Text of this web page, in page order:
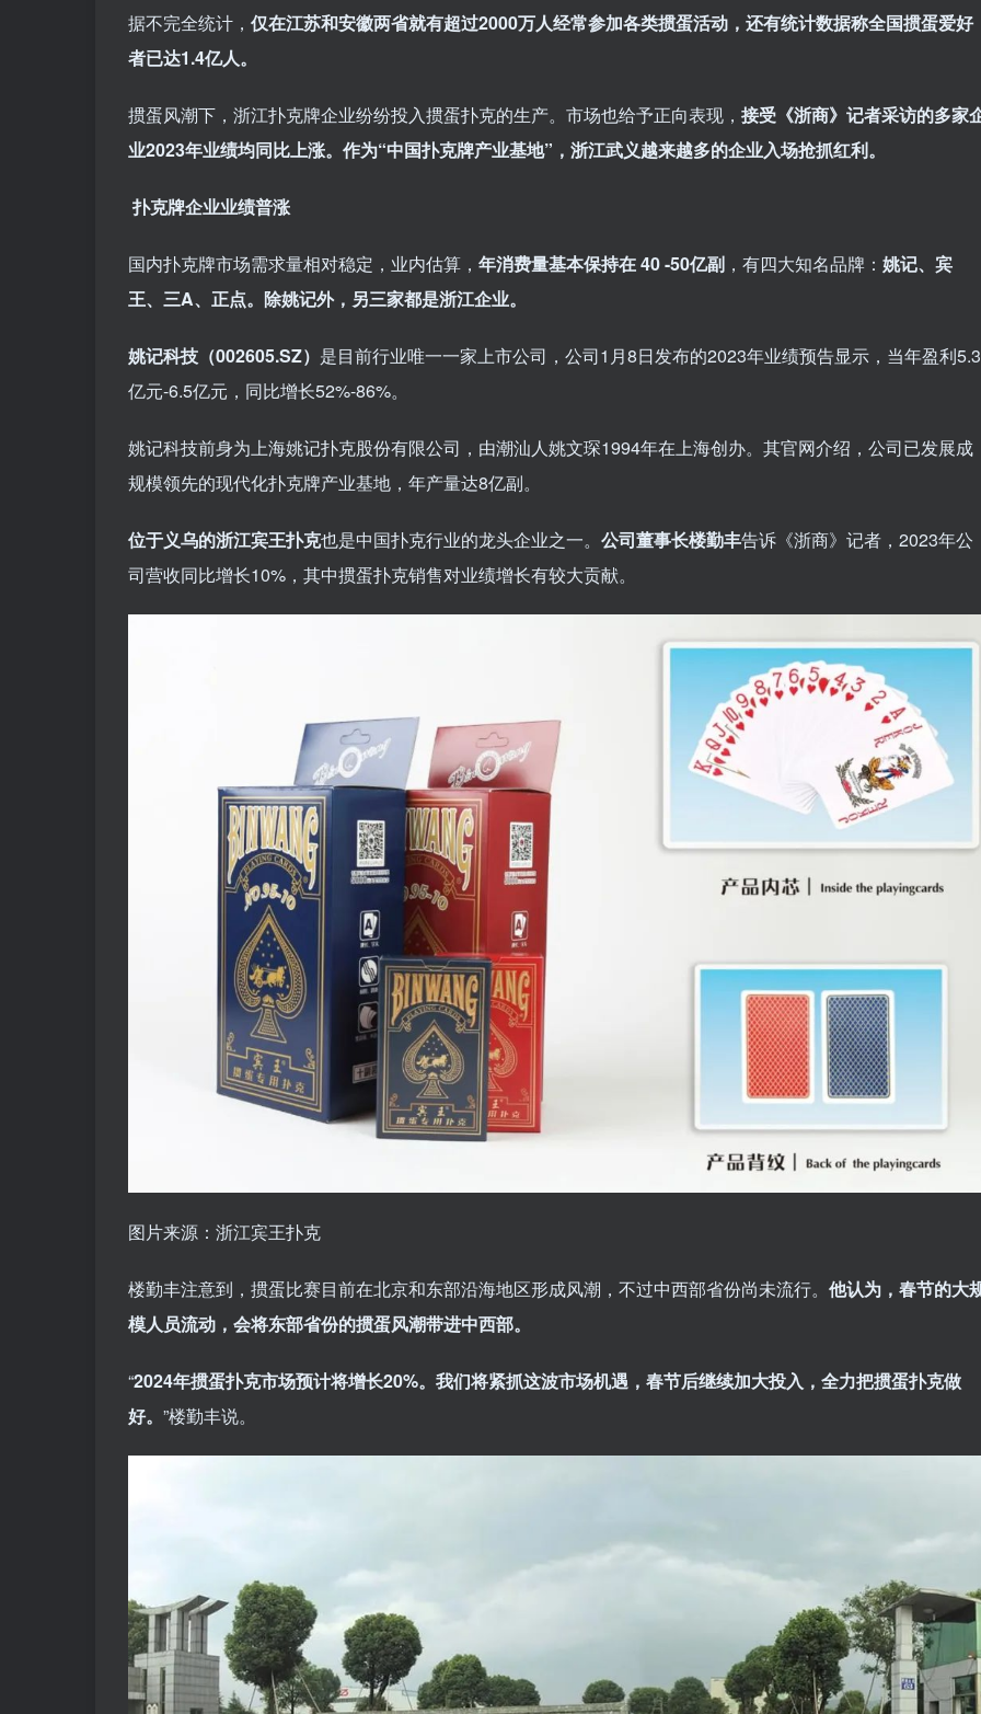
据不完全统计， 仅在江苏和安徽两省就有超过2000万人经常参加各类掼蛋活动，还有统计数据称全国掼蛋爱好
者已达1.4亿人。
掼蛋风潮下，浙江扑克牌企业纷纷投入掼蛋扑克的生产。市场也给予正向表现， 接受《浙商》记者采访的多家
业2023年业绩均同比上涨。作为“中国扑克牌产业基地”，浙江武义越来越多的企业入场抢抓红利。
扑克牌企业业绩普涨
国内扑克牌市场需求量相对稳定，业内估算， 年消费量基本保持在 40 -50亿副 ，有四大知名品牌： 姚记、宾
王、三A、正点。 除姚记外，另三家都是浙江企业。
姚记科技（002605.SZ） 是目前行业唯一一家上市公司，公司1月8日发布的2023年业绩预告显示，当年盈利5.3
亿元-6.5亿元，同比增长52%-86%。
姚记科技前身为上海姚记扑克股份有限公司，由潮汕人姚文琛1994年在上海创办。其官网介绍，公司已发展成
规模领先的现代化扑克牌产业基地，年产量达8亿副。
位于义乌的浙江宾王扑克也是中国扑克行业的龙头企业之一。 公司董事长楼勤丰告诉《浙商》记者，2023年公
司营收同比增长10%，其中掼蛋扑克销售对业绩增长有较大贡献。
图片来源：浙江宾王扑克
楼勤丰注意到，掼蛋比赛目前在北京和东部沿海地区形成风潮，不过中西部省份尚未流行。 他认为，春节的大
模人员流动，会将东部省份的掼蛋风潮带进中西部。
“2024年掼蛋扑克市场预计将增长20%。我们将紧抓这波市场机遇，春节后继续加大投入，全力把掼蛋扑克做
好。 ”楼勤丰说。